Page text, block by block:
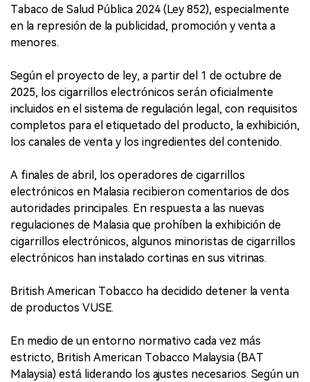
Tabaco de Salud Pública 2024 (Ley 852), especialmente
en la represión de la publicidad, promoción y venta a
menores.
Según el proyecto de ley, a partir del 1 de octubre de
2025, los cigarrillos electrónicos serán oficialmente
incluidos en el sistema de regulación legal, con requisitos
completos para el etiquetado del producto, la exhibición,
los canales de venta y los ingredientes del contenido.
A finales de abril, los operadores de cigarrillos
electrónicos en Malasia recibieron comentarios de dos
autoridades principales. En respuesta a las nuevas
regulaciones de Malasia que prohíben la exhibición de
cigarrillos electrónicos, algunos minoristas de cigarrillos
electrónicos han instalado cortinas en sus vitrinas.
British American Tobacco ha decidido detener la venta
de productos VUSE.
En medio de un entorno normativo cada vez más
estricto, British American Tobacco Malaysia (BAT
Malaysia) está liderando los ajustes necesarios. Según un